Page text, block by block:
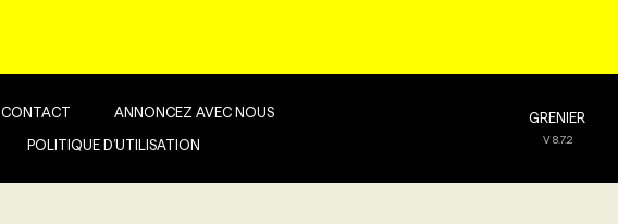
CONTACT ANNONCEZ AVEC NOUS
POLITIQUE D’UTILISATION
GRENIER
V8.7.2